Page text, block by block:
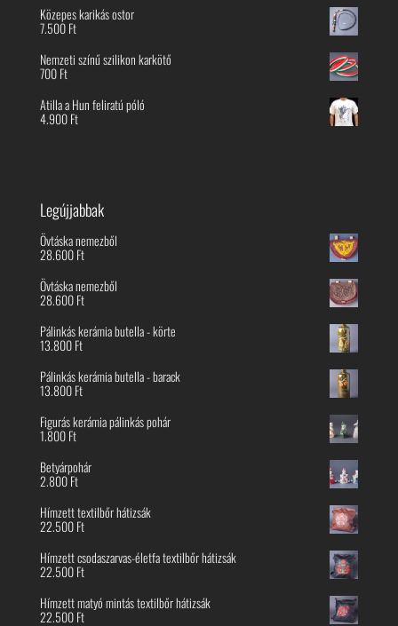
Közepes karikás ostor
7.500Ft
Nemzeti színű szilikon karkötő
700Ft
Atilla a Hun feliratú póló
4.900Ft
Legújjabbak
Övtáska nemezből
28.600Ft
Övtáska nemezből
28.600Ft
Pálinkás kerámia butella - körte
13.800Ft
Pálinkás kerámia butella - barack
13.800Ft
Figurás kerámia pálinkás pohár
1.800Ft
Betyárpohár
2.800Ft
Hímzett textilbőr hátizsák
22.500Ft
Hímzett csodaszarvas-életfa textilbőr hátizsák
22.500Ft
Hímzett matyó mintás textilbőr hátizsák
22.500Ft